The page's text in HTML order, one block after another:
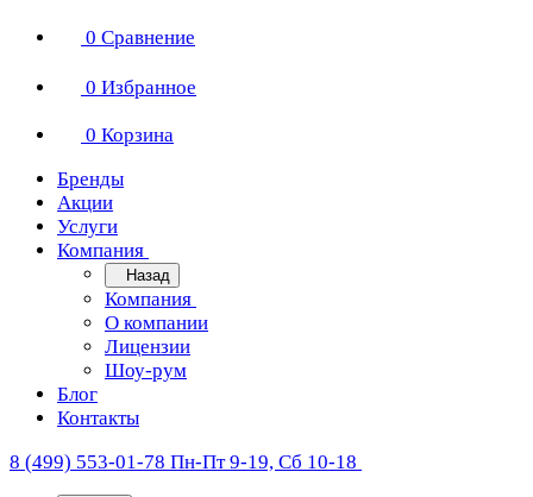
0 Сравнение
0 Избранное
0 Корзина
Бренды
Акции
Услуги
Компания
Назад
Компания
О компании
Лицензии
Шоу-рум
Блог
Контакты
8 (499) 553-01-78 Пн-Пт 9-19, Сб 10-18